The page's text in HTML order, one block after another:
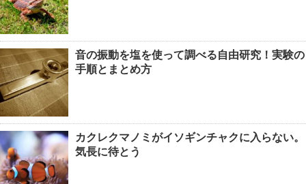
音の振動を塩を使って調べる自由研究！実験の
手順とまとめ方
カクレクマノミがイソギンチャクに入らない。
気長に待とう